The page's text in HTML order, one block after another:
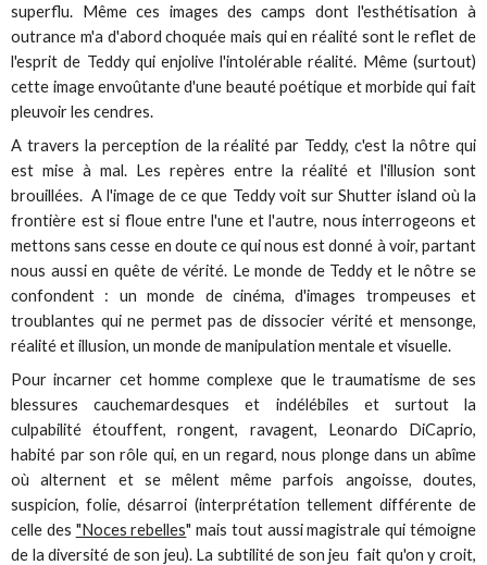
superflu. Même ces images des camps dont l'esthétisation à
outrance m'a d'abord choquée mais qui en réalité sont le reflet de
l'esprit de Teddy qui enjolive l'intolérable réalité. Même (surtout)
cette image envoûtante d'une beauté poétique et morbide qui fait
pleuvoir les cendres.
A travers la perception de la réalité par Teddy, c'est la nôtre qui
est mise à mal. Les repères entre la réalité et l'illusion sont
brouillées. A l'image de ce que Teddy voit sur Shutter island où la
frontière est si floue entre l'une et l'autre, nous interrogeons et
mettons sans cesse en doute ce qui nous est donné à voir, partant
nous aussi en quête de vérité. Le monde de Teddy et le nôtre se
confondent : un monde de cinéma, d'images trompeuses et
troublantes qui ne permet pas de dissocier vérité et mensonge,
réalité et illusion, un monde de manipulation mentale et visuelle.
Pour incarner cet homme complexe que le traumatisme de ses
blessures cauchemardesques et indélébiles et surtout la
culpabilité étouffent, rongent, ravagent, Leonardo DiCaprio,
habité par son rôle qui, en un regard, nous plonge dans un abîme
où alternent et se mêlent même parfois angoisse, doutes,
suspicion, folie, désarroi (interprétation tellement différente de
celle des "Noces rebelles" mais tout aussi magistrale qui témoigne
de la diversité de son jeu). La subtilité de son jeu fait qu'on y croit,